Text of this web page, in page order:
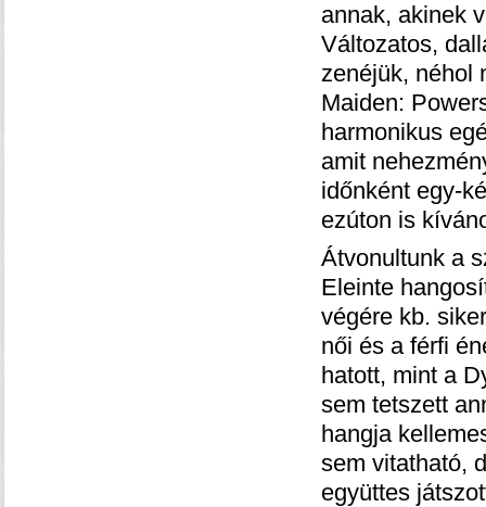
annak, akinek
Változatos,
zenéjük, néhol
Maiden:
harmonikus
amit
időnként egy-
ezúton is
Átvonultunk a
Eleinte
végére kb.
női és a férfi
hatott, mint a
sem tetszett
hangja
sem vitatható,
együttes